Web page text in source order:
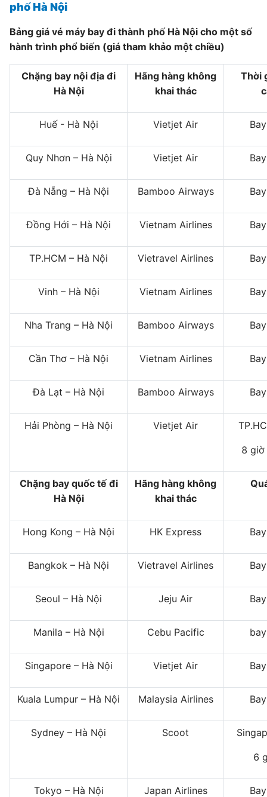
phố Hà Nội
Bảng giá vé máy bay đi thành phố Hà Nội cho một số
hành trình phổ biến (giá tham khảo một chiều)
Chặng bay nội địa đi
Hà Nội
Hãng hàng không
khai thác
Thời
Huế - Hà Nội Vietjet Air
Quy Nhơn – Hà Nội Vietjet Air
Đà Nẵng – Hà Nội Bamboo Airways
Đồng Hới – Hà Nội Vietnam Airlines
TP.HCM – Hà Nội Vietravel Airlines
Vinh – Hà Nội Vietnam Airlines
Nha Trang – Hà Nội Bamboo Airways
Cần Thơ – Hà Nội Vietnam Airlines
Đà Lạt – Hà Nội Bamboo Airways
Hải Phòng – Hà Nội Vietjet Air
8
Chặng bay quốc tế đi
Hà Nội
Hãng hàng không
khai thác
Hong Kong – Hà Nội HK Express
Bangkok – Hà Nội Vietravel Airlines
Seoul – Hà Nội Jeju Air
Manila – Hà Nội Cebu Pacific
Singapore – Hà Nội Vietjet Air
Kuala Lumpur – Hà Nội Malaysia Airlines
Sydney – Hà Nội Scoot
6
Tokyo – Hà Nội Japan Airlines